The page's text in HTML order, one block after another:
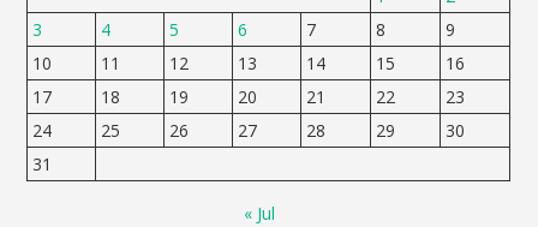
3
4 5 6 7 8
9
10
11 12 13 14 15
16
17
18 19 20 21 22
23
24
25 26 27 28 29
30
31
« Jul